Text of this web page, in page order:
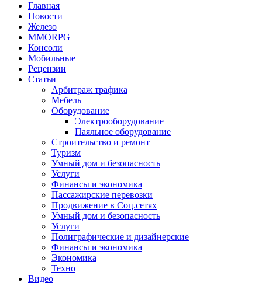
Главная
Новости
Железо
MMORPG
Консоли
Мобильные
Рецензии
Статьи
Арбитраж трафика
Мебель
Оборудование
Электрооборудование
Паяльное оборудование
Строительство и ремонт
Туризм
Умный дом и безопасность
Услуги
Финансы и экономика
Пассажирские перевозки
Продвижение в Соц.сетях
Умный дом и безопасность
Услуги
Полиграфические и дизайнерские
Финансы и экономика
Экономика
Техно
Видео